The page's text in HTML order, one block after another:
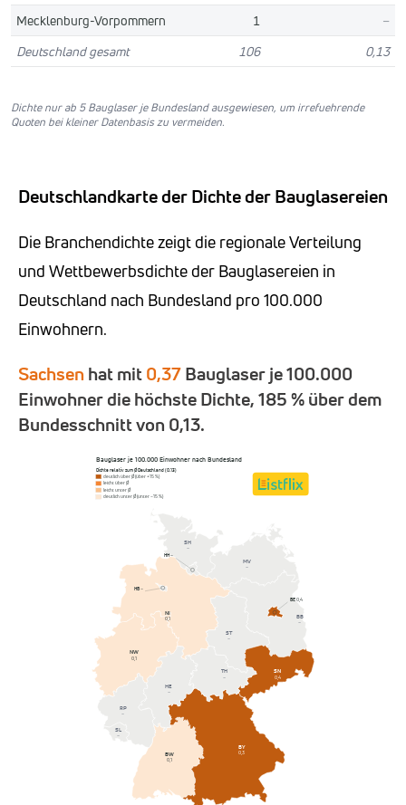
Mecklenburg-Vorpommern
1
–
Deutschland gesamt
106 0,13
Dichte nur ab 5 Bauglaser je Bundesland ausgewiesen, um irrefuehrende
Quoten bei kleiner Datenbasis zu vermeiden.
Deutschlandkarte der Dichte der Bauglasereien
Die Branchendichte zeigt die regionale Verteilung
und Wettbewerbsdichte der Bauglasereien in
Deutschland nach Bundesland pro 100.000
Einwohnern.
Sachsen hat mit0,37Bauglaser je 100.000
Einwohner die höchste Dichte, 185 % über dem
Bundesschnitt von 0,13.
Bauglaser je 100.000 Einwohner nach Bundesland
Dichte relativ zum Ø Deutschland (0,13)
deutlich über Ø (über +15 %)
leicht über Ø
leicht unter Ø
deutlich unter Ø (unter −15 %)
BW
0,1
BY
0,3
BB
–
HE
–
MV
–
NI
0,1
NW
0,1
RP
–
SL
–
ST
–
SN
0,4
SH
–
TH
–
BE0,4
HB–
HH–